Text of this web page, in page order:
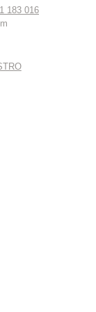
183 016